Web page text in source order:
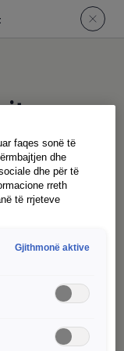
faqes sonë të
dhe
dhe për të
rreth
të rrjeteve
Gjithmonë aktive